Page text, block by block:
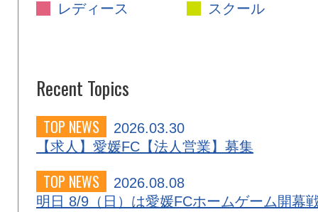
レディース
スクール
Recent Topics
TOP NEWS
2026.03.30
【求人】愛媛FC【法人営業】募集
TOP NEWS
2026.08.08
明日 8/9（日）は愛媛FCホームゲーム開幕